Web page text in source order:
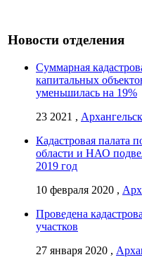
Новости отделения
Суммарная
капитальных
уменьшилась на 19%
23 2021 ,
Кадастровая палата
области и НАО
2019 год
10 февраля 2020 ,
Проведена
участков
27 января 2020 ,